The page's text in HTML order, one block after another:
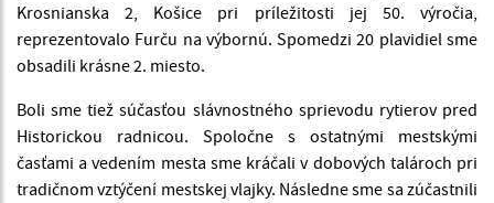
Krosnianska 2, Košice pri príležitosti jej 50. výročia,
reprezentovalo Furču na výbornú. Spomedzi 20 plavidiel sme
obsadili krásne 2. miesto.
Boli sme tiež súčasťou slávnostného sprievodu rytierov pred
Historickou radnicou. Spoločne s ostatnými mestskými
časťami a vedením mesta sme kráčali v dobových talároch pri
tradičnom vztýčení mestskej vlajky. Následne sme sa zúčastnili